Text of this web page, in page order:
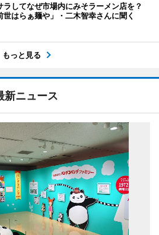
ラしてなぜ市場内にみそラーメン店を？
世はらぁ麺や」・二木智幸さんに聞く
もっと見る
新ニュース